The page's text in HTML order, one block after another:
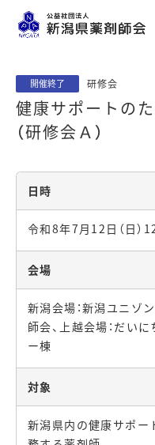
健康サポートの
（研修会Ａ）
開催終了 研修会
日時
令和8年7月12日（日）
会場
新潟会場：新潟ユニゾ
師会、上越会場：だい
ー棟
対象
新潟県内の健康サポー